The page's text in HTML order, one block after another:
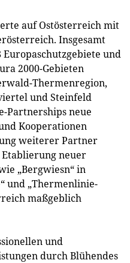
auf Ostösterreich mit
Insgesamt
und
2000-Gebieten
Thermenregion,
und Steinfeld
Partnerships neue
Kooperationen
weiterer Partner
neuer
„Bergwiesn“ in
und „Thermenlinie-
maßgeblich
und
durch Blühendes